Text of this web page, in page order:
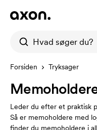
Forsiden Tryksager
Leder du efter et praktisk
Så er memoholdere med
finder du memoholdere i